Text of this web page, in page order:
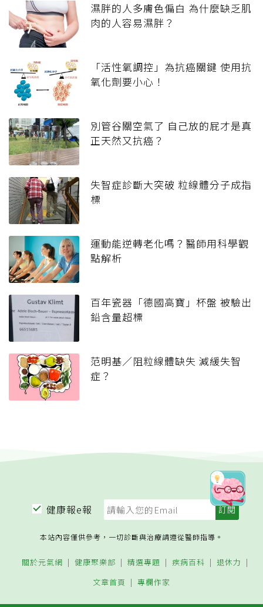
濕胖的人多膚色偏白 為什麼缺乏肌
肉的人容易濕胖？
「活性氧調控」為抗癌關鍵 使用抗
氧化劑要小心！
別管谷關空氣了 自己放的屁才是真
正天然又抗癌？
失智症診斷大突破 粒線體分子成指
標
運動能逆轉老化嗎？醫師用科學觀
點解析
百年瓷器「德國高寶」杯盤 被驗出
鉛含量超標
范明基／阻粒線體缺失 減緩失智
症？
健康報e報
本站內容僅供參考，一切診斷與治療請遵從醫師指導。
關於元氣網 健康聚樂部 精選專題 疾病百科
退休力
文章首頁
專欄作家